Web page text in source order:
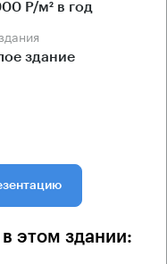
Р/м² в год
здание
этом здании: